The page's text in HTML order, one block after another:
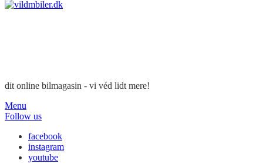
dit online bilmagasin - vi véd lidt mere!
Menu
Follow us
facebook
instagram
youtube